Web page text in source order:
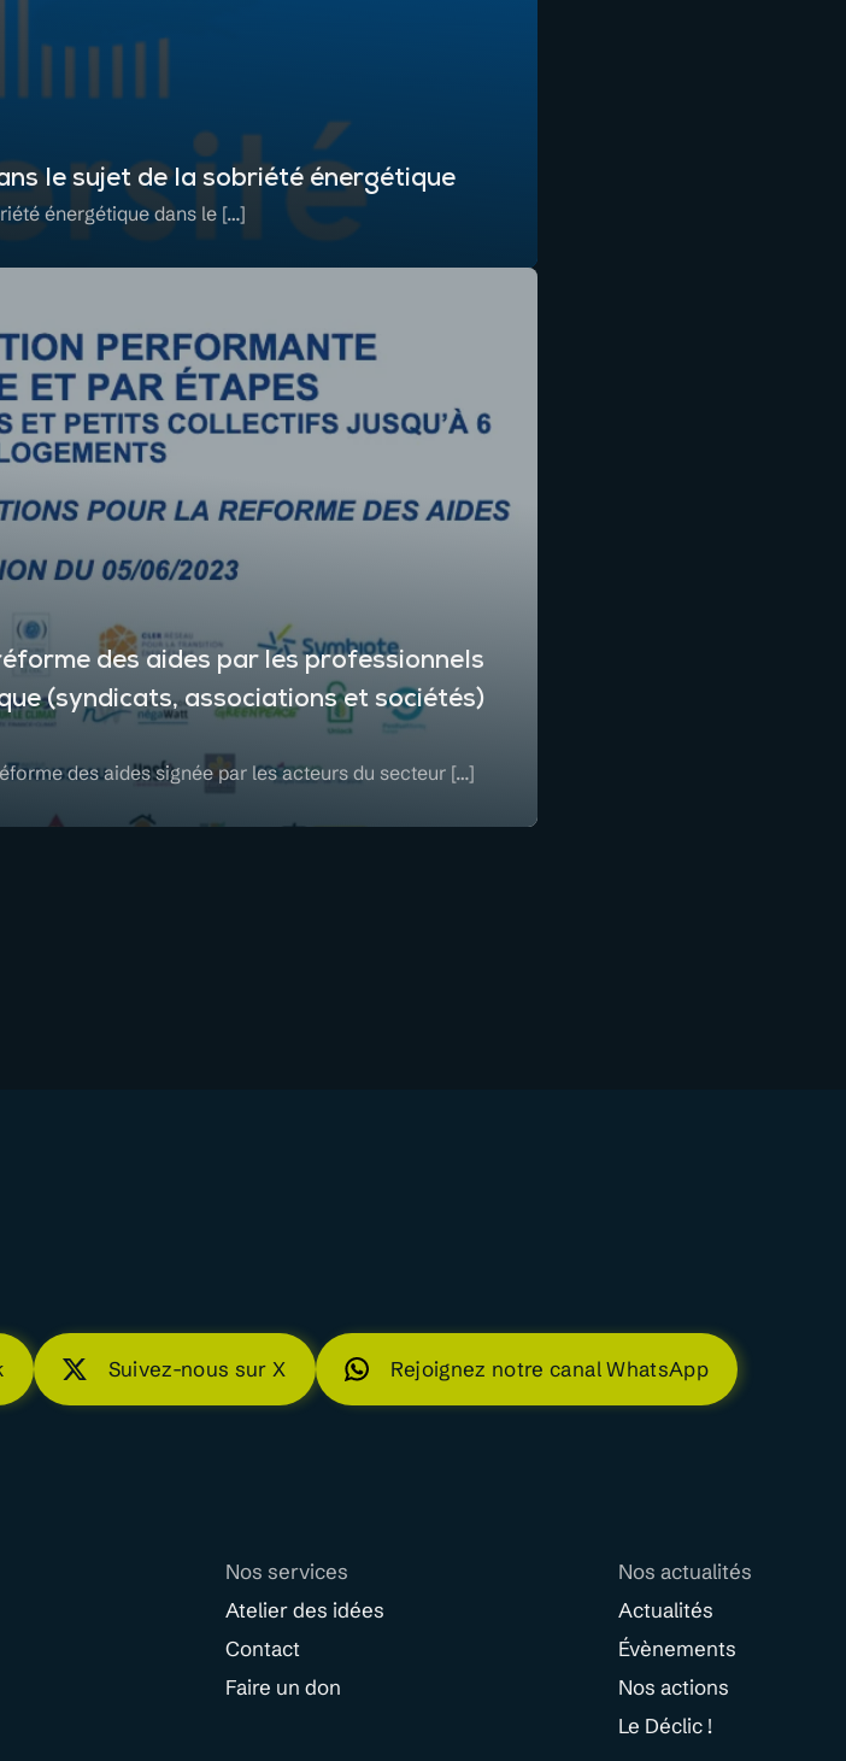
le sujet de la sobriété énergétique
énergétique dans le […]
des aides par les professionnels
(syndicats, associations et sociétés)
des aides signée par les acteurs du secteur […]
Suivez-nous sur X Rejoignez notre canal WhatsApp
Nos services
Atelier des idées
Contact
Faire un don
Nos actualités
Actualités
Évènements
Nos actions
Le Déclic !